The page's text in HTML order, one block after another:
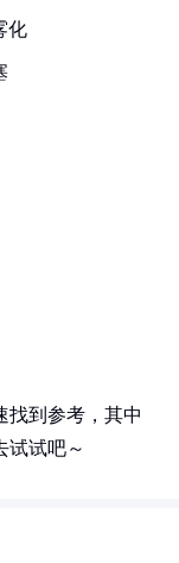
化
找到参考，其中
试试吧～